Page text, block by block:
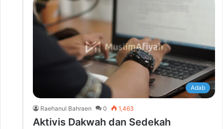
Adab
Raehanul Bahraen 0 1,463
Aktivis Dakwah dan Sedekah